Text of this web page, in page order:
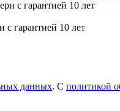
с гарантией 10 лет
данных. С политикой